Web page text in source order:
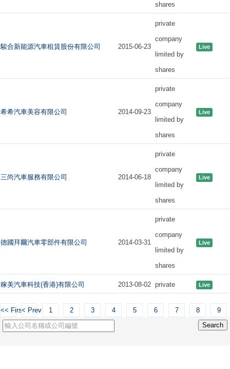
shares
駿合新能源汽車租賃股份有限公司 2015-06-23
private
company
limited by
shares
Live
希希汽車美容有限公司 2014-09-23
private
company
limited by
shares
Live
三尚汽車服務有限公司 2014-06-18
private
company
limited by
shares
Live
德國拜爾汽車零部件有限公司 2014-03-31
private
company
limited by
shares
Live
稼美汽車科技(香港)有限公司 2013-08-02 private Live
<< First< Previous1 2 3 4 5 6 7 8 9